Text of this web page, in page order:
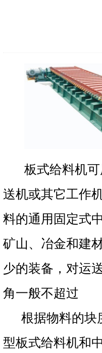
板式给料机可
送机或其它工作
料的通用固定式
矿山、冶金和建
少的装备，对运
角一般不超
根据物料的块
型板式给料机和